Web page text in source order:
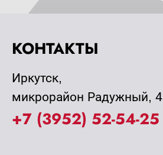
КОНТАКТЫ
Иркутск,
микрорайон Радужный, 4
+7 (3952) 52-54-25